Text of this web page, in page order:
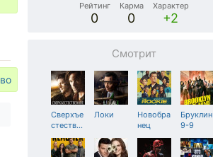
Рейтинг
0
Карма
0
Характер
+2
Смотрит
Сверхъе
стеств…
Локи
Новобра
нец
Бруклин
9-9